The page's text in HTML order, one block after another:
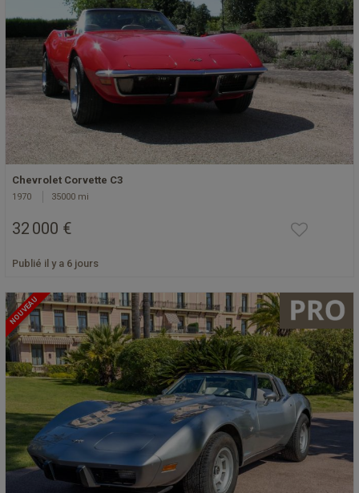
Chevrolet Corvette C3
1970 35000 mi
32 000 €
Publié il y a 6 jours
NOUVEAU